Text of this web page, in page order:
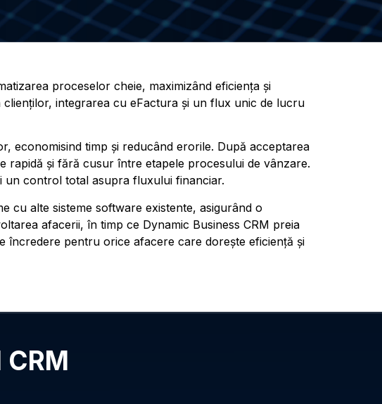
proceselor cheie, maximizând eficiența și
integrarea cu eFactura și un flux unic de lucru
economisind timp și reducând erorile. După acceptarea
rapidă și fără cusur între etapele procesului de vânzare.
un control total asupra fluxului financiar.
cu alte sisteme software existente, asigurând o
afacerii, în timp ce Dynamic Business CRM preia
încredere pentru orice afacere care dorește eficiență și